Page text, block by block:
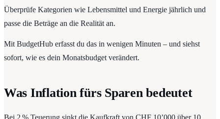
Überprüfe Kategorien wie Lebensmittel und Energie jährlich und
passe die Beträge an die Realität an.
Mit BudgetHub erfasst du das in wenigen Minuten – und siehst
sofort, wie es dein Monatsbudget verändert.
Was Inflation fürs Sparen bedeutet
Bei 2 % Teuerung sinkt die Kaufkraft von CHF 10’000 über 10